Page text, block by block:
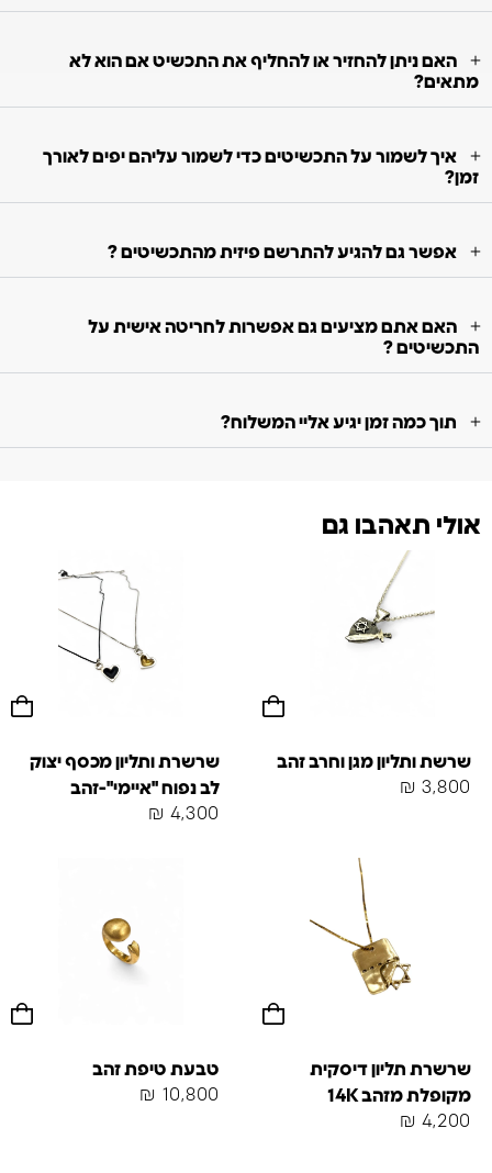
האם ניתן להחזיר או להחליף את התכשיט אם הוא לא
מתאים?
איך לשמור על התכשיטים כדי לשמור עליהם יפים לאורך
זמן?
אפשר גם להגיע להתרשם פיזית מהתכשיטים ?
האם אתם מציעים גם אפשרות לחריטה אישית על
התכשיטים ?
תוך כמה זמן יגיע אליי המשלוח?
אולי תאהבו גם
שרשת ותליון מגן וחרב זהב
₪ 3,800
שרשרת ותליון מכסף יצוק
לב נפוח "איימי"-זהב
₪ 4,300
שרשרת תליון דיסקית
מקופלת מזהב 14K
₪ 4,200
טבעת טיפת זהב
₪ 10,800